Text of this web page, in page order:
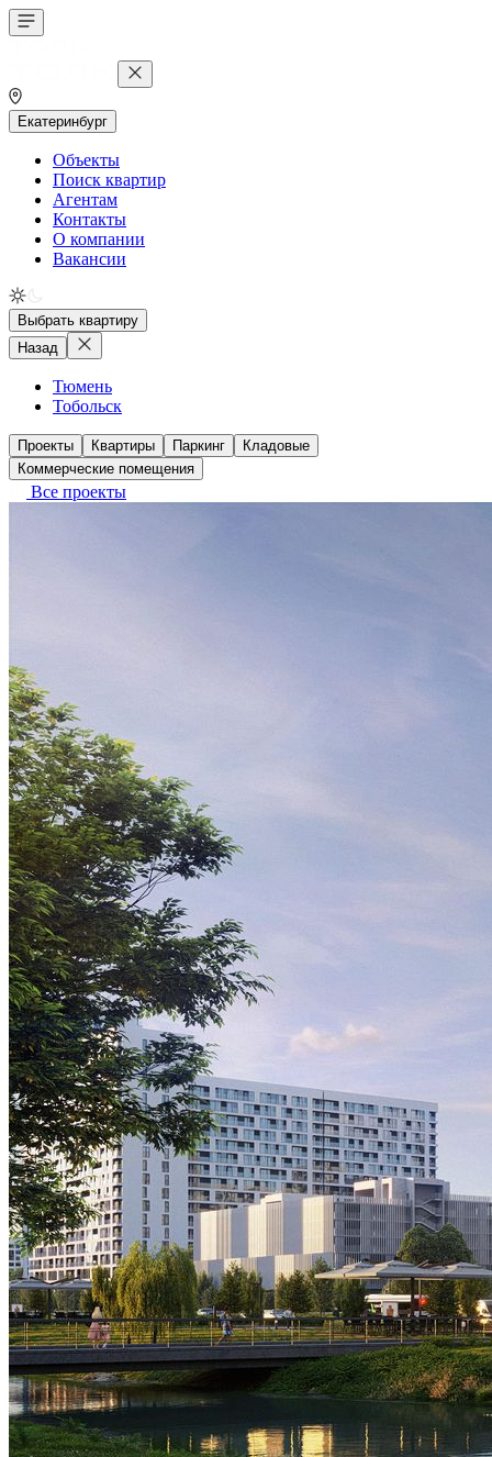
Екатеринбург
Объекты
Поиск квартир
Агентам
Контакты
О компании
Вакансии
Выбрать квартиру
Назад
Тюмень
Тобольск
Проекты Квартиры Паркинг
Кладовые
Коммерческие помещения
Все проекты